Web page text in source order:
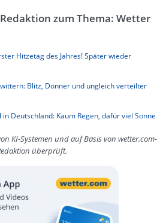
zum Thema: Wetter
Hitzetag des Jahres! Später wieder
Blitz, Donner und ungleich verteilter
Deutschland: Kaum Regen, dafür viel Sonne
KI-Systemen und auf Basis von wetter.com-
überprüft.